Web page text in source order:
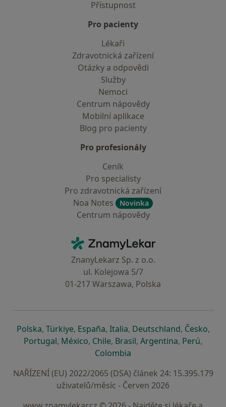
Přístupnost
Pro pacienty
Lékaři
Zdravotnická zařízení
Otázky a odpovědi
Služby
Nemoci
Centrum nápovědy
Mobilní aplikace
Blog pro pacienty
Pro profesionály
Ceník
Pro specialisty
Pro zdravotnická zařízení
Noa Notes
Novinka
Centrum nápovědy
ZnamyLekar - Hlavní stránka
ZnanyLekarz Sp. z o.o.
ul. Kolejowa 5/7
01-217 Warszawa, Polska
Polskase otevře v nové záložce
, Türkiyese otevře v nové záložce
, Españase otevře v nové záložce
, Italiase otevře v nové záložce
, Deutschlandse otevře v
, Českose
,
Portugalse otevře v nové záložce
, Méxicose otevře v nové záložce
, Chilese otevře v nové záložce
, Brasilse otevře v nové
, Argentinase otevře v
, Perúse
,
Colombia
NAŘÍZENÍ (EU) 2022/2065 (DSA) článek 24: 15.395.179
uživatelů/měsíc - Červen 2026